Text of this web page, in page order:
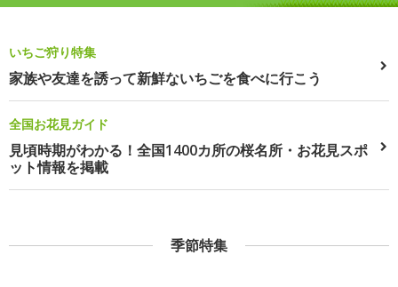
いちご狩り特集
家族や友達を誘って新鮮ないちごを食べに行こう
全国お花見ガイド
見頃時期がわかる！全国1400カ所の桜名所・お花見スポ
ット情報を掲載
季節特集